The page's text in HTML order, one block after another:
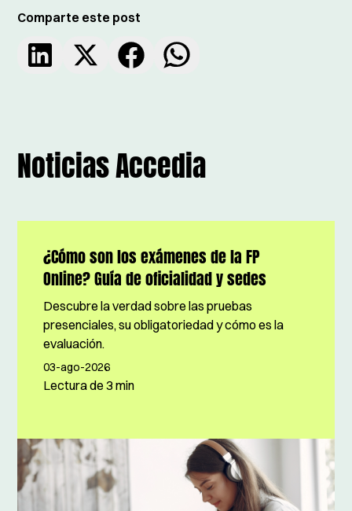
Comparte este post
Noticias Accedia
¿Cómo son los exámenes de la FP
Online? Guía de oficialidad y sedes
Descubre la verdad sobre las pruebas
presenciales, su obligatoriedad y cómo es la
evaluación.
03-ago-2026
Lectura de3 min